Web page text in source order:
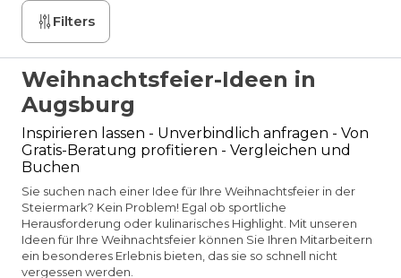
Filters
Weihnachtsfeier-Ideen in
Augsburg
Inspirieren lassen - Unverbindlich anfragen - Von
Gratis-Beratung profitieren - Vergleichen und
Buchen
Sie suchen nach einer Idee für Ihre Weihnachtsfeier in der
Steiermark? Kein Problem! Egal ob sportliche
Herausforderung oder kulinarisches Highlight. Mit unseren
Ideen für Ihre Weihnachtsfeier können Sie Ihren Mitarbeitern
ein besonderes Erlebnis bieten, das sie so schnell nicht
vergessen werden.